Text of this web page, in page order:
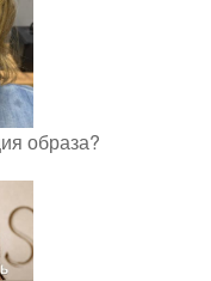
образа?